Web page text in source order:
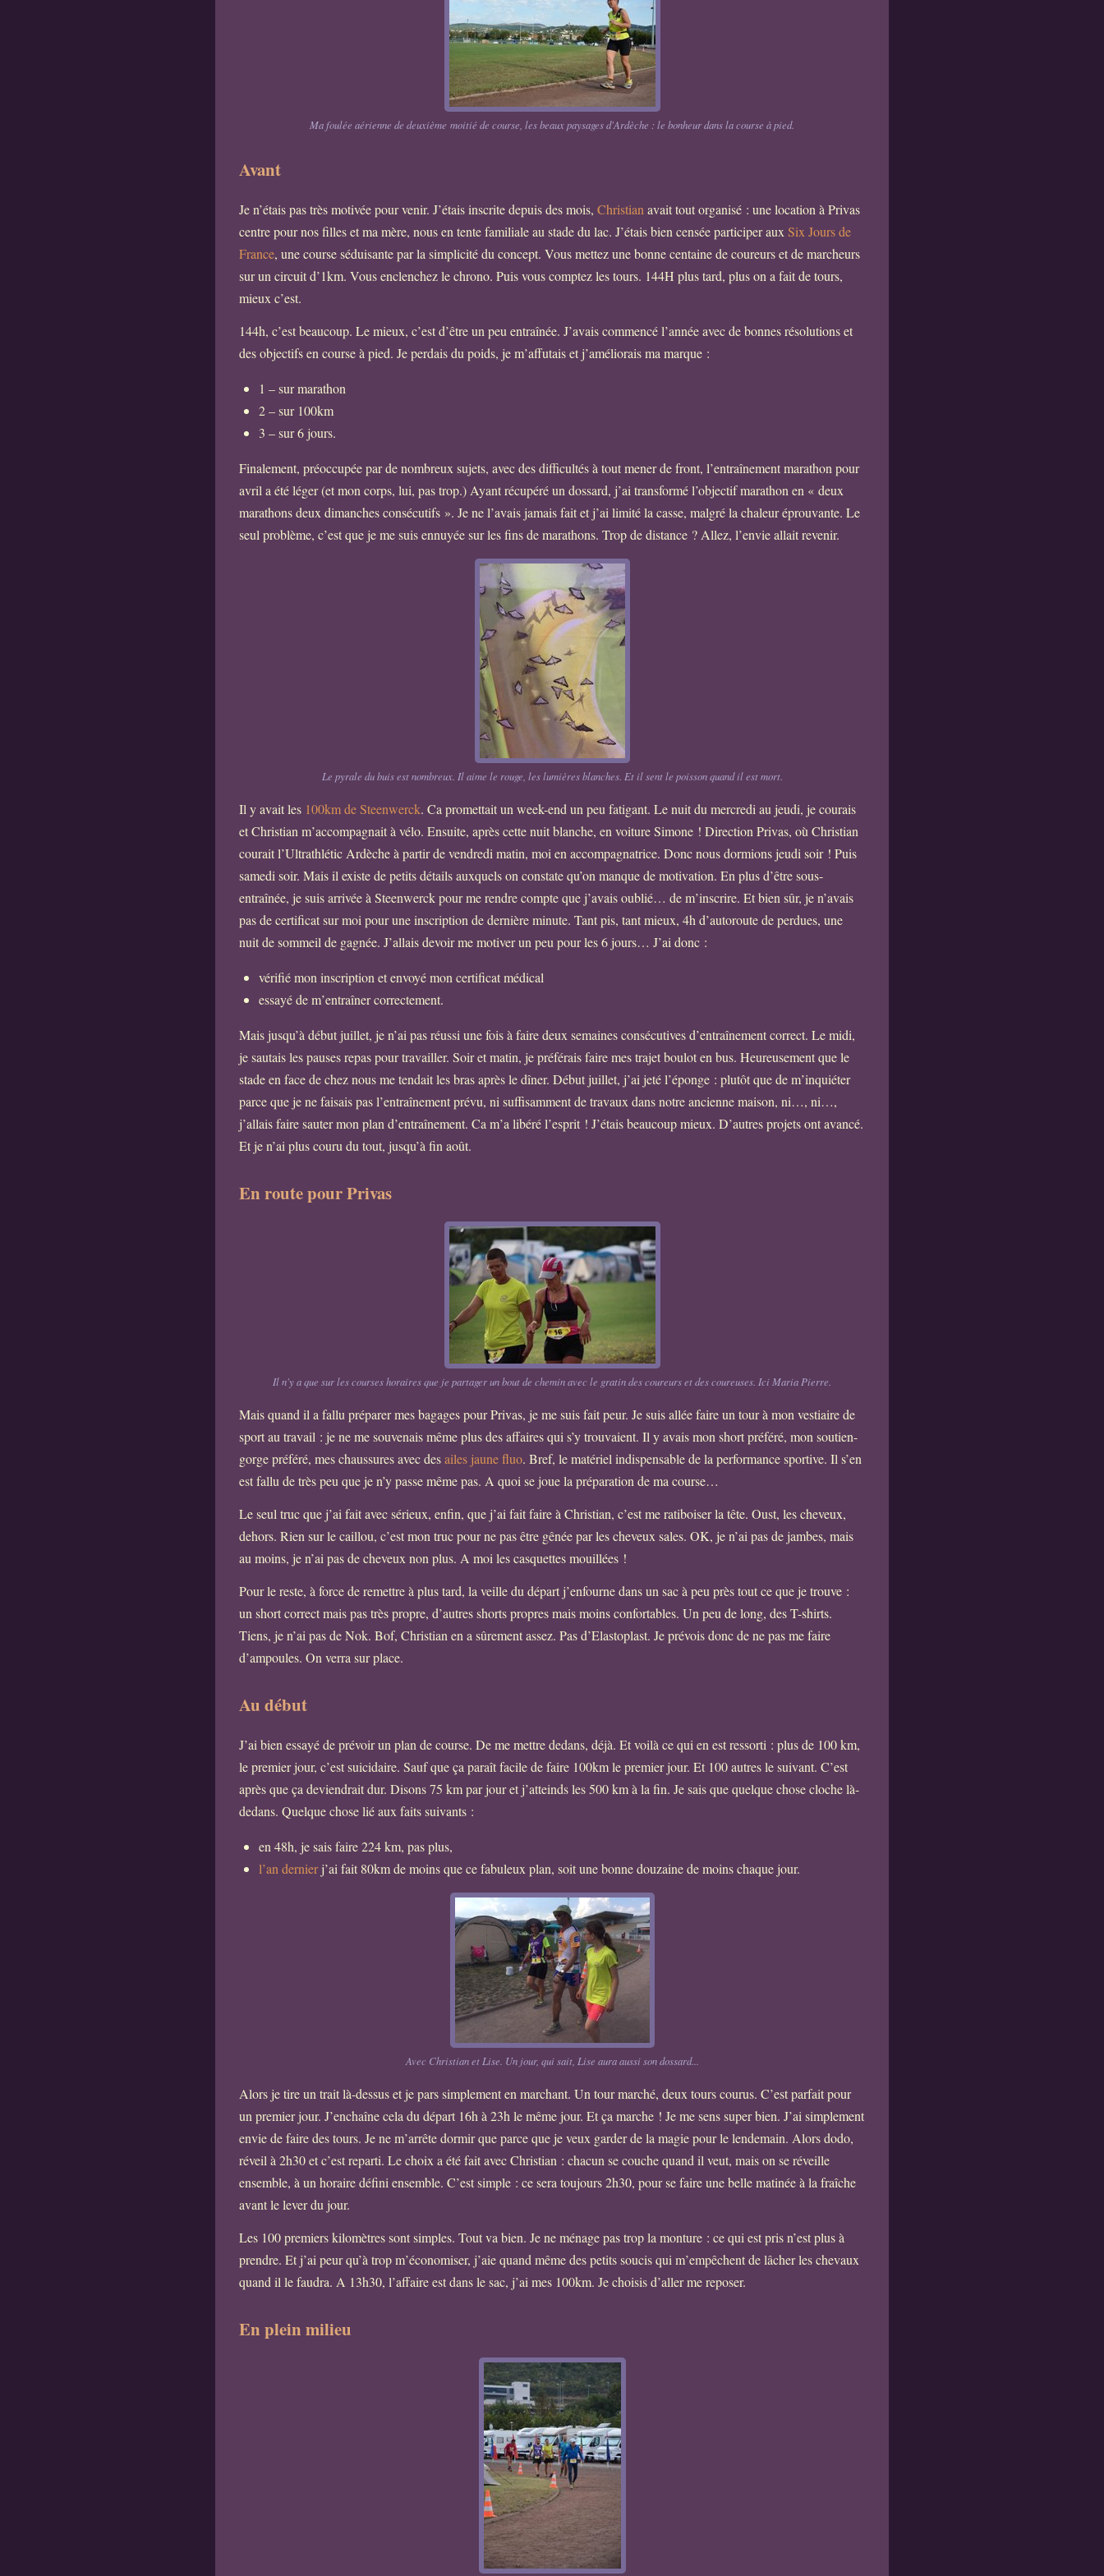
Ma foulée aérienne de deuxième moitié de course, les beaux paysages d'Ardèche : le bonheur dans la course à pied.
Avant
Je n’étais pas très motivée pour venir. J’étais inscrite depuis des mois, Christianavait tout organisé : une location à Privas
centre pour nos filles et ma mère, nous en tente familiale au stade du lac. J’étais bien censée participer auxSix Jours de
France, une course séduisante par la simplicité du concept. Vous mettez une bonne centaine de coureurs et de marcheurs
sur un circuit d’1km. Vous enclenchez le chrono. Puis vous comptez les tours. 144H plus tard, plus on a fait de tours,
mieux c’est.
144h, c’est beaucoup. Le mieux, c’est d’être un peu entraînée. J’avais commencé l’année avec de bonnes résolutions et
des objectifs en course à pied. Je perdais du poids, je m’affutais et j’améliorais ma marque :
1 – sur marathon
2 – sur 100km
3 – sur 6 jours.
Finalement, préoccupée par de nombreux sujets, avec des difficultés à tout mener de front, l’entraînement marathon pour
avril a été léger (et mon corps, lui, pas trop.) Ayant récupéré un dossard, j’ai transformé l’objectif marathon en « deux
marathons deux dimanches consécutifs ». Je ne l’avais jamais fait et j’ai limité la casse, malgré la chaleur éprouvante. Le
seul problème, c’est que je me suis ennuyée sur les fins de marathons. Trop de distance ? Allez, l’envie allait revenir.
Le pyrale du buis est nombreux. Il aime le rouge, les lumières blanches. Et il sent le poisson quand il est mort.
Il y avait les 100km de Steenwerck. Ca promettait un week-end un peu fatigant. Le nuit du mercredi au jeudi, je courais
et Christian m’accompagnait à vélo. Ensuite, après cette nuit blanche, en voiture Simone ! Direction Privas, où Christian
courait l’Ultrathlétic Ardèche à partir de vendredi matin, moi en accompagnatrice. Donc nous dormions jeudi soir ! Puis
samedi soir. Mais il existe de petits détails auxquels on constate qu’on manque de motivation. En plus d’être sous-
entraînée, je suis arrivée à Steenwerck pour me rendre compte que j’avais oublié… de m’inscrire. Et bien sûr, je n’avais
pas de certificat sur moi pour une inscription de dernière minute. Tant pis, tant mieux, 4h d’autoroute de perdues, une
nuit de sommeil de gagnée. J’allais devoir me motiver un peu pour les 6 jours… J’ai donc :
vérifié mon inscription et envoyé mon certificat médical
essayé de m’entraîner correctement.
Mais jusqu’à début juillet, je n’ai pas réussi une fois à faire deux semaines consécutives d’entraînement correct. Le midi,
je sautais les pauses repas pour travailler. Soir et matin, je préférais faire mes trajet boulot en bus. Heureusement que le
stade en face de chez nous me tendait les bras après le dîner. Début juillet, j’ai jeté l’éponge : plutôt que de m’inquiéter
parce que je ne faisais pas l’entraînement prévu, ni suffisamment de travaux dans notre ancienne maison, ni…, ni…,
j’allais faire sauter mon plan d’entraînement. Ca m’a libéré l’esprit ! J’étais beaucoup mieux. D’autres projets ont avancé.
Et je n’ai plus couru du tout, jusqu’à fin août.
En route pour Privas
Il n'y a que sur les courses horaires que je partager un bout de chemin avec le gratin des coureurs et des coureuses. Ici Maria Pierre.
Mais quand il a fallu préparer mes bagages pour Privas, je me suis fait peur. Je suis allée faire un tour à mon vestiaire de
sport au travail : je ne me souvenais même plus des affaires qui s’y trouvaient. Il y avais mon short préféré, mon soutien-
gorge préféré, mes chaussures avec desailes jaune fluo. Bref, le matériel indispensable de la performance sportive. Il s’en
est fallu de très peu que je n’y passe même pas. A quoi se joue la préparation de ma course…
Le seul truc que j’ai fait avec sérieux, enfin, que j’ai fait faire à Christian, c’est me ratiboiser la tête. Oust, les cheveux,
dehors. Rien sur le caillou, c’est mon truc pour ne pas être gênée par les cheveux sales. OK, je n’ai pas de jambes, mais
au moins, je n’ai pas de cheveux non plus. A moi les casquettes mouillées !
Pour le reste, à force de remettre à plus tard, la veille du départ j’enfourne dans un sac à peu près tout ce que je trouve :
un short correct mais pas très propre, d’autres shorts propres mais moins confortables. Un peu de long, des T-shirts.
Tiens, je n’ai pas de Nok. Bof, Christian en a sûrement assez. Pas d’Elastoplast. Je prévois donc de ne pas me faire
d’ampoules. On verra sur place.
Au début
J’ai bien essayé de prévoir un plan de course. De me mettre dedans, déjà. Et voilà ce qui en est ressorti : plus de 100 km,
le premier jour, c’est suicidaire. Sauf que ça paraît facile de faire 100km le premier jour. Et 100 autres le suivant. C’est
après que ça deviendrait dur. Disons 75 km par jour et j’atteinds les 500 km à la fin. Je sais que quelque chose cloche là-
dedans. Quelque chose lié aux faits suivants :
en 48h, je sais faire 224 km, pas plus,
l’an dernierj’ai fait 80km de moins que ce fabuleux plan, soit une bonne douzaine de moins chaque jour.
Avec Christian et Lise. Un jour, qui sait, Lise aura aussi son dossard...
Alors je tire un trait là-dessus et je pars simplement en marchant. Un tour marché, deux tours courus. C’est parfait pour
un premier jour. J’enchaîne cela du départ 16h à 23h le même jour. Et ça marche ! Je me sens super bien. J’ai simplement
envie de faire des tours. Je ne m’arrête dormir que parce que je veux garder de la magie pour le lendemain. Alors dodo,
réveil à 2h30 et c’est reparti. Le choix a été fait avec Christian : chacun se couche quand il veut, mais on se réveille
ensemble, à un horaire défini ensemble. C’est simple : ce sera toujours 2h30, pour se faire une belle matinée à la fraîche
avant le lever du jour.
Les 100 premiers kilomètres sont simples. Tout va bien. Je ne ménage pas trop la monture : ce qui est pris n’est plus à
prendre. Et j’ai peur qu’à trop m’économiser, j’aie quand même des petits soucis qui m’empêchent de lâcher les chevaux
quand il le faudra. A 13h30, l’affaire est dans le sac, j’ai mes 100km. Je choisis d’aller me reposer.
En plein milieu